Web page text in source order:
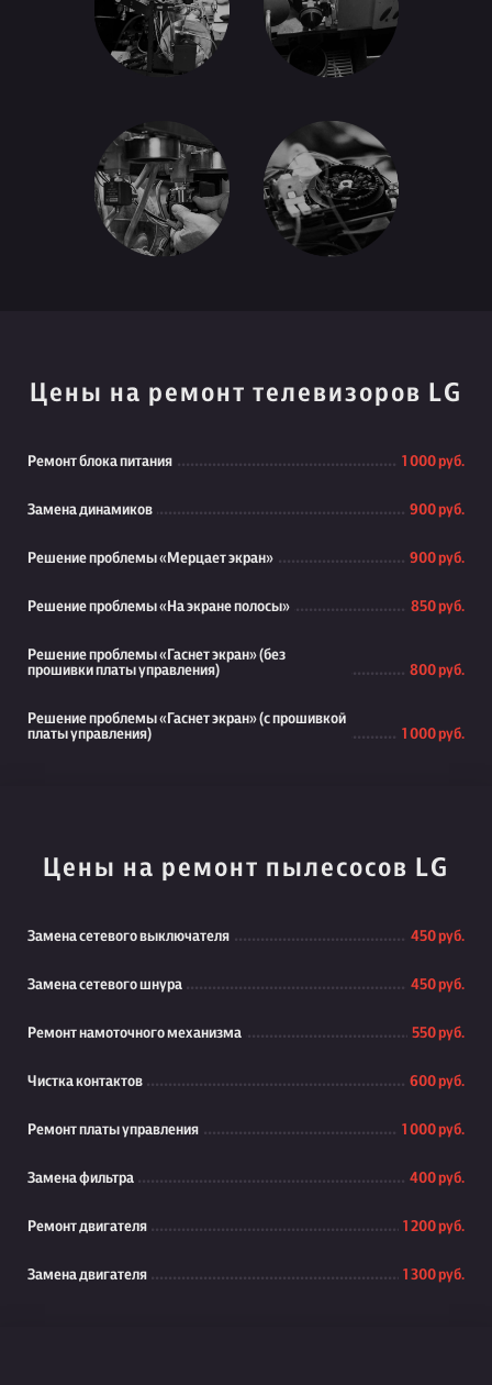
Цены на ремонт телевизоров LG
Ремонт блока питания 1 000 руб.
Замена динамиков 900 руб.
Решение проблемы «Мерцает экран» 900 руб.
Решение проблемы «На экране полосы» 850 руб.
Решение проблемы «Гаснет экран» (без
прошивки платы управления)
800 руб.
Решение проблемы «Гаснет экран» (с прошивкой
платы управления)
1 000 руб.
Цены на ремонт пылесосов LG
Замена сетевого выключателя 450 руб.
Замена сетевого шнура 450 руб.
Ремонт намоточного механизма 550 руб.
Чистка контактов 600 руб.
Ремонт платы управления 1 000 руб.
Замена фильтра 400 руб.
Ремонт двигателя 1 200 руб.
Замена двигателя 1 300 руб.